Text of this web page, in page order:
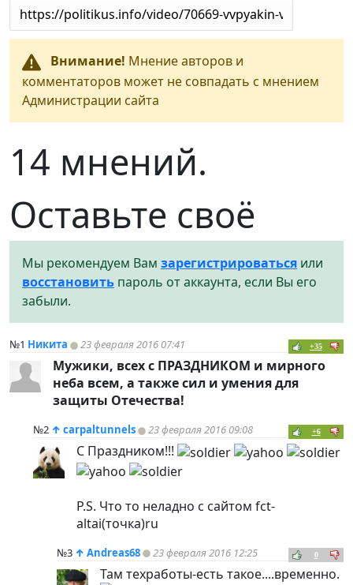
Внимание! Мнение авторов и
комментаторов может не совпадать с мнением
Администрации сайта
14 мнений.
Оставьте своё
Мы рекомендуем Вам зарегистрироваться или
восстановить пароль от аккаунта, если Вы его
забыли.
№1 Никита 23 февраля 2016 07:41 +35
Мужики, всех с ПРАЗДНИКОМ и мирного
неба всем, а также сил и умения для
защиты Отечества!
№2 ↑ carpaltunnels 23 февраля 2016 09:08 +6
С Праздником!!!
P.S. Что то неладно с сайтом fct-
altai(точка)ru
№3 ↑ Andreas68 23 февраля 2016 12:25 0
Там техработы-есть такое....временно.